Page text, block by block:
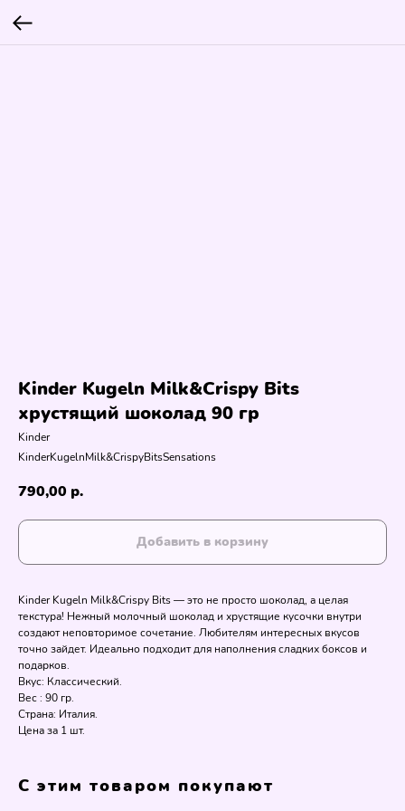
Kinder Kugeln Milk&Crispy Bits
хрустящий шоколад 90 гр
Kinder
KinderKugelnMilk&CrispyBitsSensations
790,00 р.
Добавить в корзину
Kinder Kugeln Milk&Crispy Bits — это не просто шоколад, а целая
текстура! Нежный молочный шоколад и хрустящие кусочки внутри
создают неповторимое сочетание. Любителям интересных вкусов
точно зайдет. Идеально подходит для наполнения сладких боксов и
подарков.
Вкус: Классический.
Вес : 90 гр.
Страна: Италия.
Цена за 1 шт.
С этим товаром покупают